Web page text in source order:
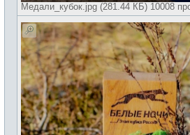
Медали_кубок.jpg (281.44 КБ) 10008